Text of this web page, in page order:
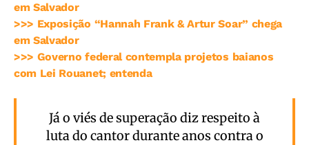
em Salvador
>>> Exposição “Hannah Frank & Artur Soar” chega
em Salvador
>>> Governo federal contempla projetos baianos
com Lei Rouanet; entenda
Já o viés de superação diz respeito à
luta do cantor durante anos contra o